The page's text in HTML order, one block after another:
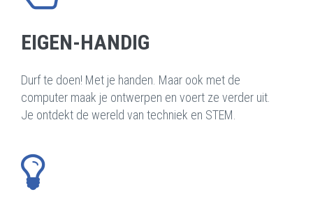
EIGEN-HANDIG
Durf te doen! Met je handen. Maar ook met de
computer maak je ontwerpen en voert ze verder uit.
Je ontdekt de wereld van techniek en STEM.